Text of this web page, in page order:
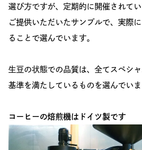
選び方ですが、定期的に開催されてい
ご提供いただいたサンプルで、実際
ることで選んでいます。
生豆の状態での品質は、全てスペシ
基準を満たしているものを選んでいま
コーヒーの焙煎機はドイツ製です